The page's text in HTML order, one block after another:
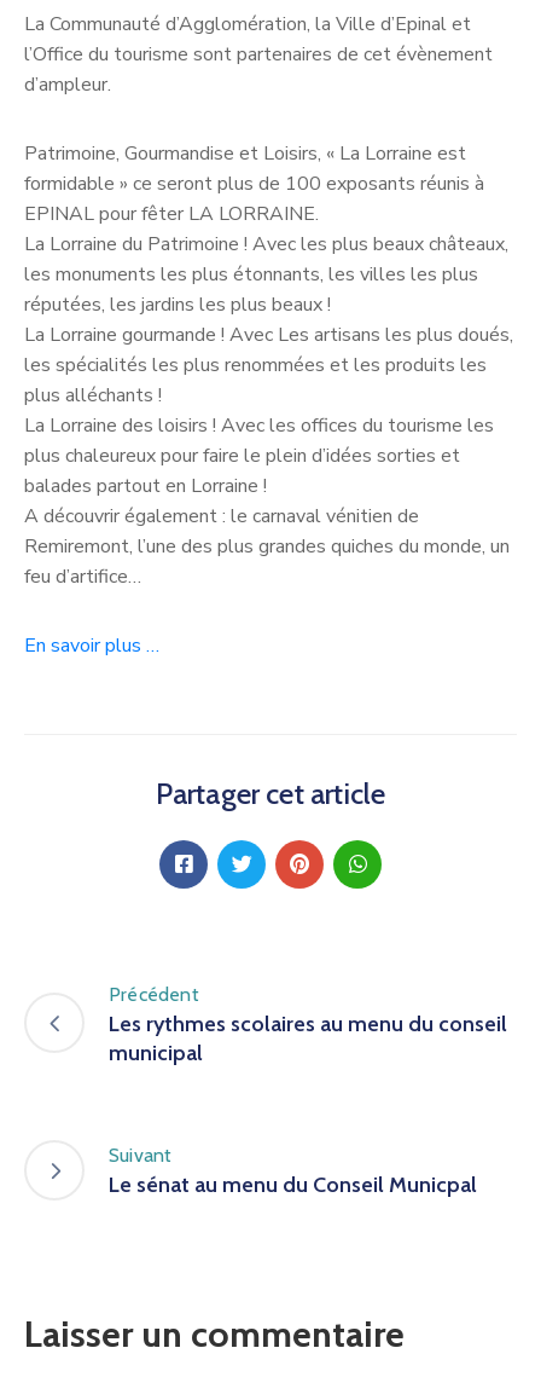
La Communauté d’Agglomération, la Ville d’Epinal et
l’Office du tourisme sont partenaires de cet évènement
d’ampleur.
Patrimoine, Gourmandise et Loisirs, « La Lorraine est
formidable » ce seront plus de 100 exposants réunis à
EPINAL pour fêter LA LORRAINE.
La Lorraine du Patrimoine ! Avec les plus beaux châteaux,
les monuments les plus étonnants, les villes les plus
réputées, les jardins les plus beaux !
La Lorraine gourmande ! Avec Les artisans les plus doués,
les spécialités les plus renommées et les produits les
plus alléchants !
La Lorraine des loisirs ! Avec les offices du tourisme les
plus chaleureux pour faire le plein d’idées sorties et
balades partout en Lorraine !
A découvrir également : le carnaval vénitien de
Remiremont, l’une des plus grandes quiches du monde, un
feu d’artifice…
En savoir plus …
Partager cet article
Précédent
Les rythmes scolaires au menu du conseil
municipal
Suivant
Le sénat au menu du Conseil Municpal
Laisser un commentaire